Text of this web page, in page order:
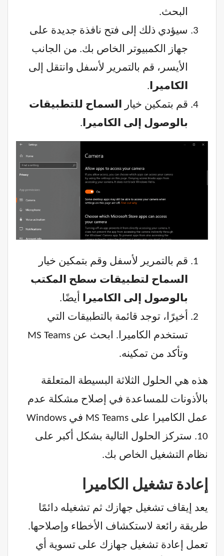
البحث.
سيؤدي ذلك إلى فتح نافذة جديدة على
جهاز الكمبيوتر الخاص بك. من الجانب
الأيسر، قم بالتمرير لأسفل وانتقل إلى
الكاميرا .
قم بتمكين خيار
السماح للتطبيقات
بالوصول إلى الكاميرا .
قم بالتمرير لأسفل وقم بتمكين خيار
السماح لتطبيقات سطح المكتب
بالوصول إلى الكاميرا أيضًا.
أخيرًا، توجد قائمة بالتطبيقات التي
تستخدم الكاميرا. ابحث عن MS Teams
وتأكد من تمكينه.
هذه هي الحلول الثلاثة البسيطة المتعلقة
بالأذونات للمساعدة في إصلاح مشكلة عدم
عمل الكاميرا على MS Teams في Windows
10. ستركز الحلول التالية بشكل أكبر على
نظام التشغيل الخاص بك.
إعادة تشغيل الكاميرا
يعد إيقاف تشغيل جهازك ثم تشغيله دائمًا
طريقة رائعة لاستكشاف الأخطاء وإصلاحها.
تعمل إعادة تشغيل جهازك على تسوية أي